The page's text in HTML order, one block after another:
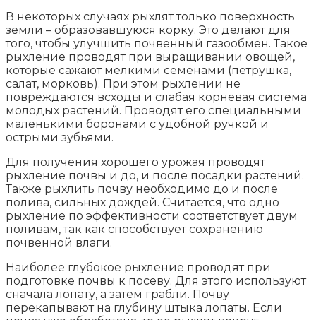
В некоторых случаях рыхлят только поверхность
земли – образовавшуюся корку. Это делают для
того, чтобы улучшить почвенный газообмен. Такое
рыхление проводят при выращивании овощей,
которые сажают мелкими семенами (петрушка,
салат, морковь). При этом рыхлении не
повреждаются всходы и слабая корневая система
молодых растений. Проводят его специальными
маленькими боронами с удобной ручкой и
острыми зубьями.
Для получения хорошего урожая проводят
рыхление почвы и до, и после посадки растений.
Также рыхлить почву необходимо до и после
полива, сильных дождей. Считается, что одно
рыхление по эффективности соответствует двум
поливам, так как способствует сохранению
почвенной влаги.
Наиболее глубокое рыхление проводят при
подготовке почвы к посеву. Для этого используют
сначала лопату, а затем грабли. Почву
перекапывают на глубину штыка лопаты. Если